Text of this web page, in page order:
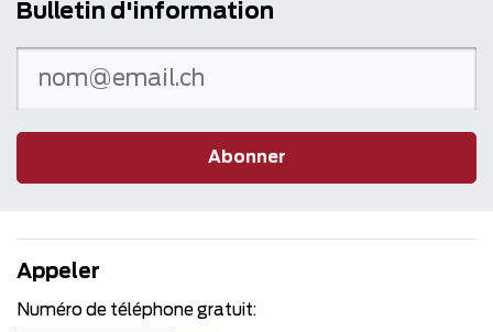
Bulletin d'information
Abonner
Appeler
Numéro de téléphone gratuit: